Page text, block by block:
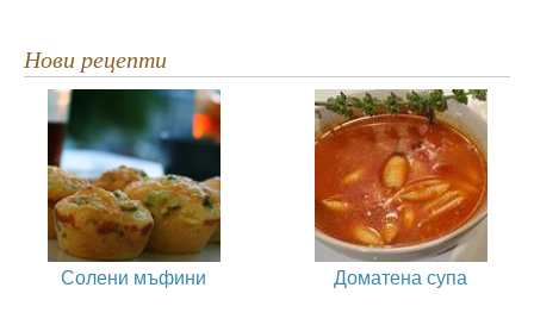
Нови рецепти
Солени мъфини Доматена супа